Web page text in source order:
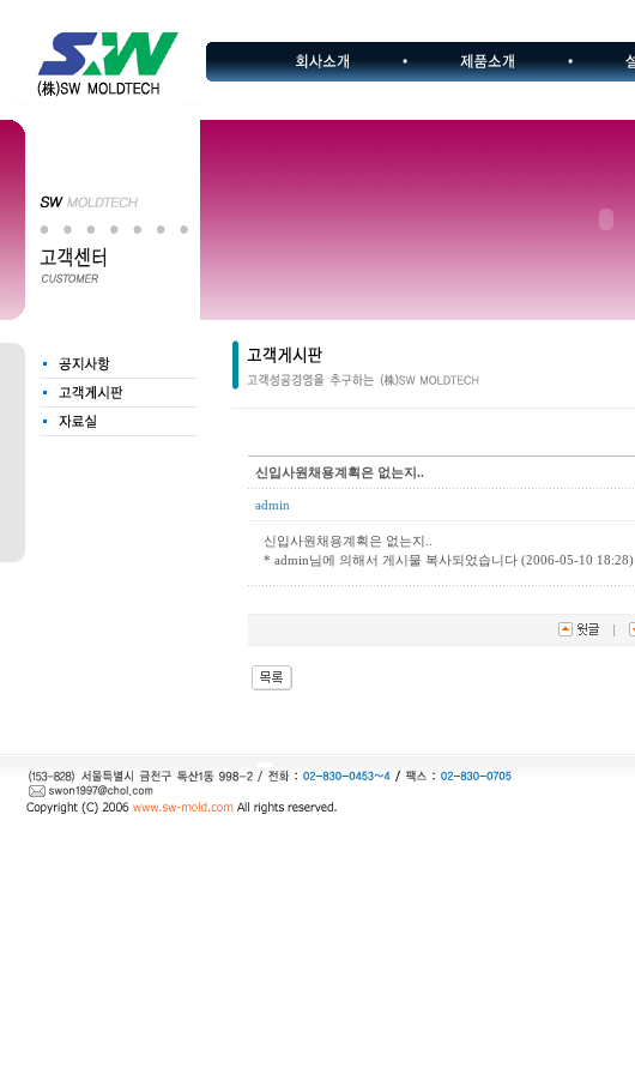
신입사원채용계획은 없는지..
admin
신입사원채용계획은 없는지..
* admin님에 의해서 게시물 복사되었습니다 (2006-05-10 18:28)